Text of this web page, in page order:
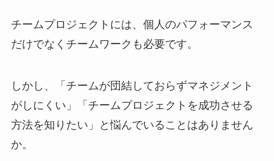
チームプロジェクトには、個人のパフォーマンス
だけでなくチームワークも必要です。
しかし、「チームが団結しておらずマネジメント
がしにくい」「チームプロジェクトを成功させる
方法を知りたい」と悩んでいることはありません
か。